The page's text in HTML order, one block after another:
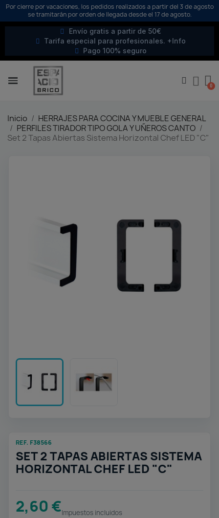
Por cierre por vacaciones, los pedidos realizados a partir del 3 de agosto
se tramitarán por orden de llegada desde el 17 de agosto.
Envío gratis a partir de 50€
Tarifa especial para profesionales. +Info
Pago 100% seguro
Inicio
HERRAJES PARA COCINA Y MUEBLE GENERAL
PERFILES TIRADOR TIPO GOLA Y UÑEROS CANTO
Set 2 Tapas Abiertas Sistema Horizontal Chef LED "C"
REF. F38566
SET 2 TAPAS ABIERTAS SISTEMA
HORIZONTAL CHEF LED "C"
2,60 €Impuestos incluidos